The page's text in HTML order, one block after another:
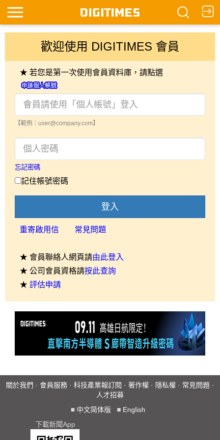
歡迎使用 DIGITIMES 會員
★ 若您是第一次使用會員資料庫，請點選
【範例：user@company.com】
忘記密碼
記住帳號密碼
登入
重寄啟用信 常見問題
★ 會員聯絡人網頁請由此登入
★ 公司會員資格請按此查詢
★ 評估申請
關於我們 · 會員服務 · 科技產業報訂閱 · 著作權 · 隱私權 · 常見問題 ·
人才招募
■ 中文简体版 ■ English
下載新聞App